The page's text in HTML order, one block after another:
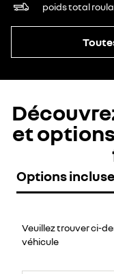
poids total
et
Options
Veuillez trouver ci-
véhicule